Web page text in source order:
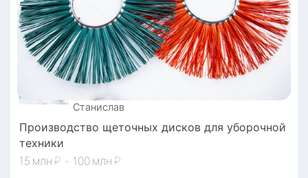
Станислав
Производство щеточных дисков для уборочной
техники
15
₽ - 100 ₽